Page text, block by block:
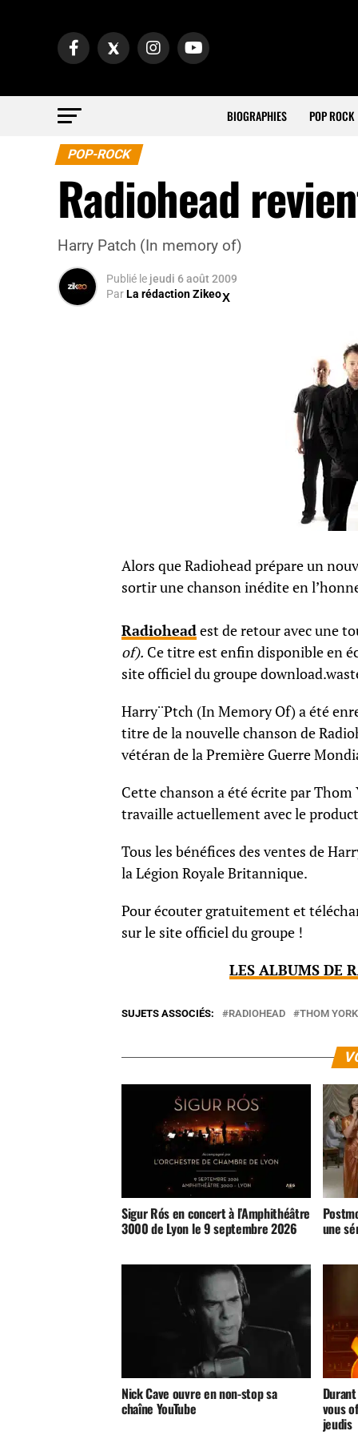
BIOGRAPHIES POP ROCK
POP-ROCK
Radiohead
Harry Patch (In memory of)
Publié le jeudi 6 août 2009
ParLa rédaction Zikeo
Alors que Radiohead prépare un
sortir une chanson inédite en
Radioheadest de retour avec une
of). Ce titre est enfin disponible en
site officiel du groupe
Harry¨Ptch (In Memory Of) a été
titre de la nouvelle chanson de
vétéran de la Première Guerre
Cette chanson a été écrite par
travaille actuellement avec le
Tous les bénéfices des ventes de
la Légion Royale Britannique.
Pour écouter gratuitement et
sur le site officiel du groupe !
LES ALBUMS DE
SUJETS ASSOCIÉS: RADIOHEAD THOM
Sigur Rós en concert à l’Amphithéâtre
3000 de Lyon le 9 septembre 2026 une
Nick Cave ouvre en non-stop sa
chaîne YouTube vous
jeudis